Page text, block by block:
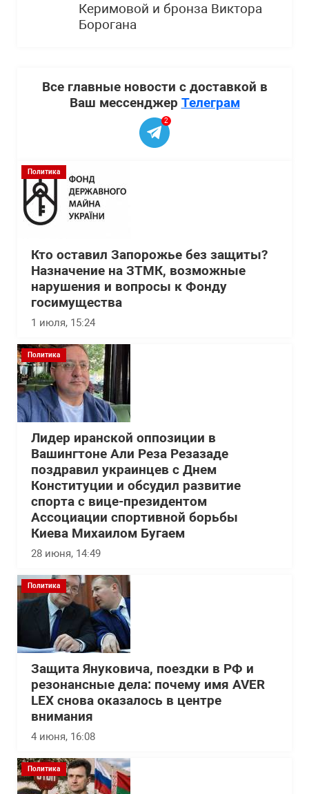
Керимовой и бронза Виктора
Борогана
Все главные новости с доставкой в
Ваш мессенджер Телеграм
2
Политика
Кто оставил Запорожье без защиты?
Назначение на ЗТМК, возможные
нарушения и вопросы к Фонду
госимущества
1 июля, 15:24
Политика
Лидер иранской оппозиции в
Вашингтоне Али Реза Резазаде
поздравил украинцев с Днем
Конституции и обсудил развитие
спорта с вице-президентом
Ассоциации спортивной борьбы
Киева Михаилом Бугаем
28 июня, 14:49
Политика
Защита Януковича, поездки в РФ и
резонансные дела: почему имя AVER
LEX снова оказалось в центре
внимания
4 июня, 16:08
Политика